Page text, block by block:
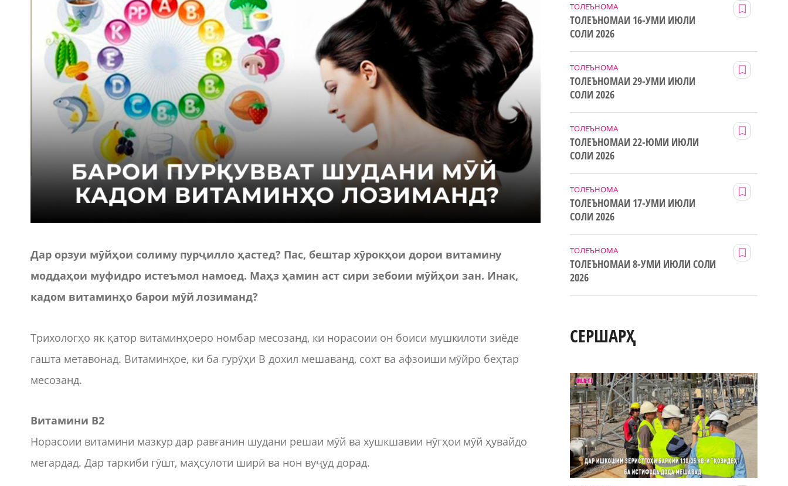
Дар орзуи мӯйҳои солиму пурҷилло ҳастед? Пас, бештар хӯрокҳои дорои витамину
моддаҳои муфидро истеъмол намоед. Маҳз ҳамин аст сири зебоии мӯйҳои зан. Инак,
кадом витаминҳо барои мӯй лозиманд?
Трихологҳо як қатор витаминҳоеро номбар месозанд, ки норасоии он боиси мушкилоти зиёде
гашта метавонад. Витаминҳое, ки ба гурӯҳи В дохил мешаванд, сохт ва афзоиши мӯйро беҳтар
месозанд.
Витамини В2
Норасоии витамини мазкур дар равғанин шудани решаи мӯй ва хушкшавии нӯгҳои мӯй ҳувайдо
мегардад. Дар таркиби гӯшт, маҳсулоти ширӣ ва нон вуҷуд дорад.
ТОЛЕЪНОМА
ТОЛЕЪНОМАИ 16-УМИ ИЮЛИ
СОЛИ 2026
ТОЛЕЪНОМА
ТОЛЕЪНОМАИ 29-УМИ ИЮЛИ
СОЛИ 2026
ТОЛЕЪНОМА
ТОЛЕЪНОМАИ 22-ЮМИ ИЮЛИ
СОЛИ 2026
ТОЛЕЪНОМА
ТОЛЕЪНОМАИ 17-УМИ ИЮЛИ
СОЛИ 2026
ТОЛЕЪНОМА
ТОЛЕЪНОМАИ 8-УМИ ИЮЛИ СОЛИ
2026
СЕРШАРҲ